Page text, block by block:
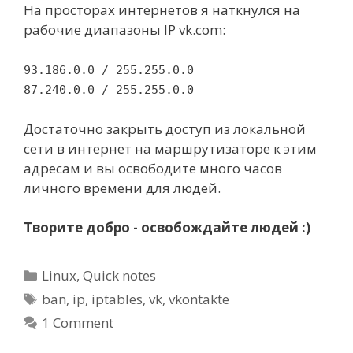
На просторах интернетов я наткнулся на
рабочие диапазоны IP vk.com:
93.186.0.0 / 255.255.0.0
87.240.0.0 / 255.255.0.0
Достаточно закрыть доступ из локальной
сети в интернет на маршрутизаторе к этим
адресам и вы освободите много часов
личного времени для людей.
Творите добро - освобождайте людей :)
Categories
Linux,Quick notes
Tags
ban, ip, iptables,vk,vkontakte
1 Comment